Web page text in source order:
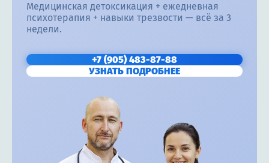
Медицинская детоксикация + ежедневная
психотерапия + навыки трезвости — всё за 3
недели.
+7 (905) 483-87-88
УЗНАТЬ ПОДРОБНЕЕ